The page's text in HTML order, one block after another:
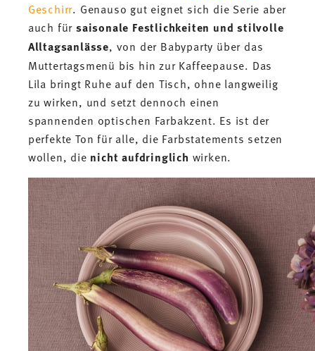
Geschirr. Genauso gut eignet sich die Serie aber
auch fürsaisonale Festlichkeiten und stilvolle
Alltagsanlässe, von der Babyparty über das
Muttertagsmenü bis hin zur Kaffeepause. Das
Lila bringt Ruhe auf den Tisch, ohne langweilig
zu wirken, und setzt dennoch einen
spannenden optischen Farbakzent. Es ist der
perfekte Ton für alle, die Farbstatements setzen
wollen, die nicht aufdringlich wirken.